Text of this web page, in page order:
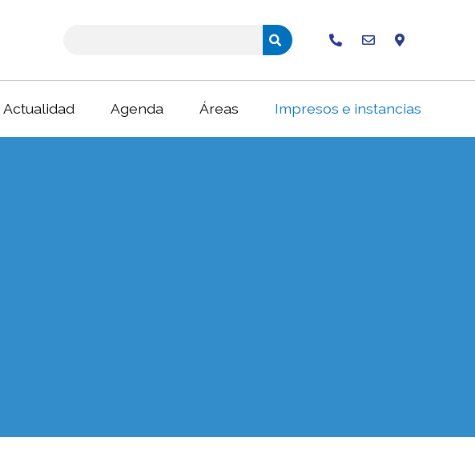
Actualidad Agenda Áreas Impresos e instancias